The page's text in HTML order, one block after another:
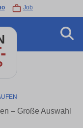
Job
– Große Auswahl